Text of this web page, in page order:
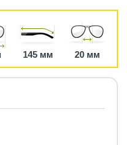
145 мм 20 мм